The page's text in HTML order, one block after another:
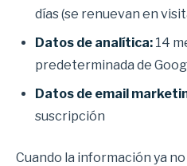
días (se renuevan en
Datos de analítica: 14
predeterminada de
Datos de email
suscripción
Cuando la información ya